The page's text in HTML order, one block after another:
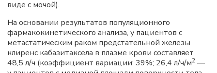
виде с мочой).
На основании результатов популяционного
фармакокинетического анализа, у пациентов с
метастатическим раком предстательной железы
клиренс кабазитаксела в плазме крови составляет
48,5 л/ч (коэффициент вариации: 39%; 26,4 л/ч/м2 —